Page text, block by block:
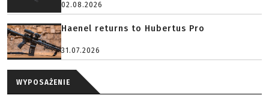
02.08.2026
Haenel returns to Hubertus Pro
31.07.2026
WYPOSAŻENIE